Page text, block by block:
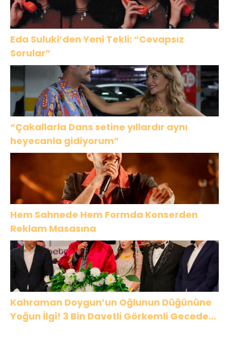
Eda Suluki’den Yeni Tekli: “Cevapsız
Sorular”
“Çakallarla Dans setine yıllardır aynı
heyecanla gidiyorum”
Hem Sahnede Hem Formda Konserden
Reklam Masasına
Kahraman Doygun’un Oğlunun Düğününe
Yoğun İlgi! 3 Bin Davetli Görkemli Gecede